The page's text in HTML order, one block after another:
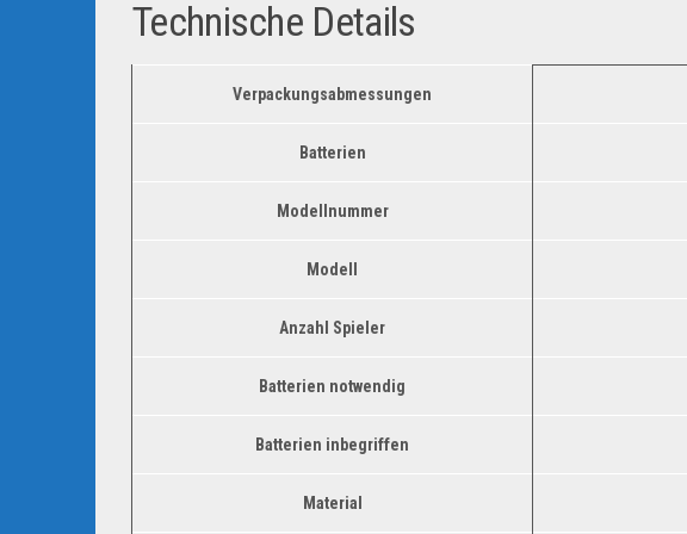
Technische Details
Verpackungsabmessungen
Batterien
Modellnummer
Modell
Anzahl Spieler
Batterien notwendig
Batterien inbegriffen
Material